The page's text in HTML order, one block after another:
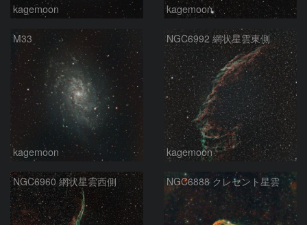
kagemoon kagemoon
M33
kagemoon
NGC6992 網状星雲東側
kagemoon
NGC6960 網状星雲西側 NGC6888 クレセント星雲